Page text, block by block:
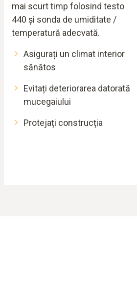
mai scurt timp folosind testo
440 și sonda de umiditate /
temperatură adecvată.
Asigurați un climat interior
sănătos
Evitați deteriorarea datorată
mucegaiului
Protejați construcția